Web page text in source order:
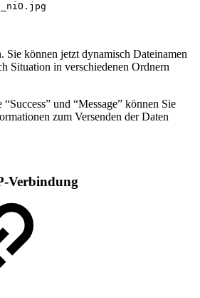
können jetzt dynamisch Dateinamen
Situation in verschiedenen Ordnern
und “Message” können Sie
zum Versenden der Daten
Verbindung